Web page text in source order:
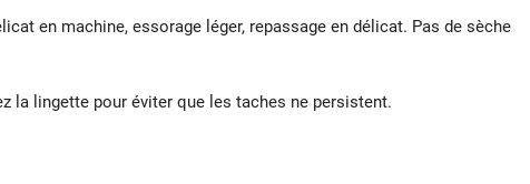
en machine, essorage léger, repassage en délicat. Pas de sèche
la lingette pour éviter que les taches ne persistent.